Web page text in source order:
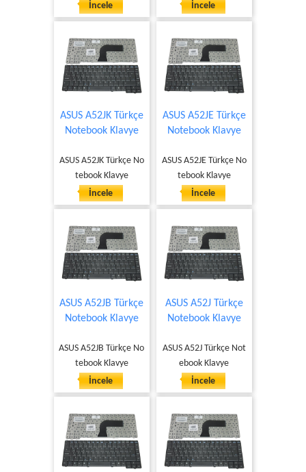
İncele
İncele
ASUS A52JK Türkçe
Notebook Klavye
ASUS A52JK Türkçe No
tebook Klavye
İncele
ASUS A52JE Türkçe
Notebook Klavye
ASUS A52JE Türkçe No
tebook Klavye
İncele
ASUS A52JB Türkçe
Notebook Klavye
ASUS A52JB Türkçe No
tebook Klavye
İncele
ASUS A52J Türkçe
Notebook Klavye
ASUS A52J Türkçe Not
ebook Klavye
İncele